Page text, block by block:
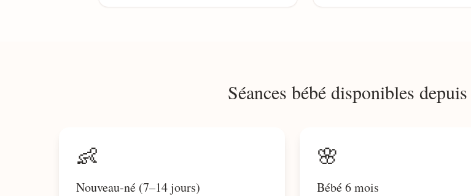
Séances bébé disponibles
👶
Nouveau-né (7–14 jours)
🌸
Bébé 6 mois